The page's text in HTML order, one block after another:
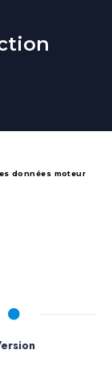
données moteur